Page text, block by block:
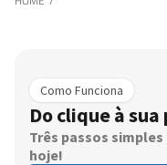
Como Funciona
Do clique à
Três passos
hoje!